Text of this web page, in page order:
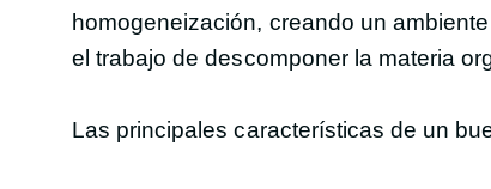
homogeneización, creando un
el trabajo de descomponer la materia
Las principales características de un